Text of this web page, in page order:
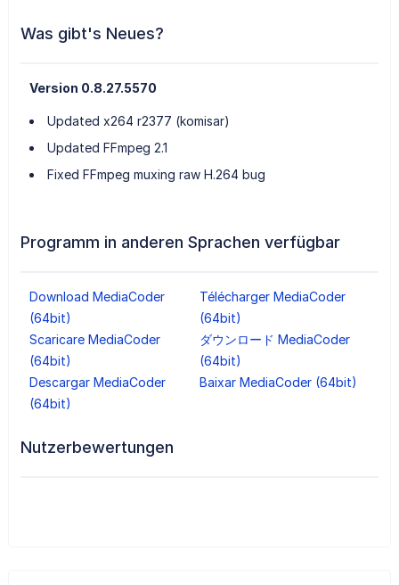
Was gibt's Neues?
Version 0.8.27.5570
Updated x264 r2377 (komisar)
Updated FFmpeg 2.1
Fixed FFmpeg muxing raw H.264 bug
Programm in anderen Sprachen verfügbar
Download MediaCoder
(64bit)
Télécharger MediaCoder
(64bit)
Scaricare MediaCoder
(64bit)
ダウンロード MediaCoder
(64bit)
Descargar MediaCoder
(64bit)
Baixar MediaCoder (64bit)
Nutzerbewertungen